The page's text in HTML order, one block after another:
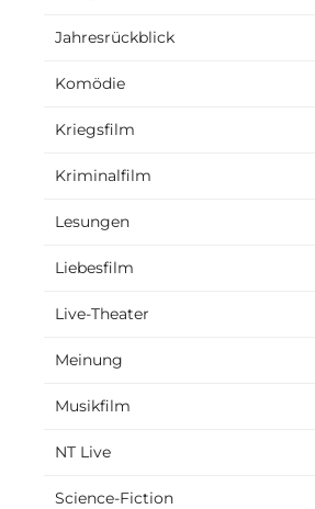
Jahresrückblick
Komödie
Kriegsfilm
Kriminalfilm
Lesungen
Liebesfilm
Live-Theater
Meinung
Musikfilm
NT Live
Science-Fiction